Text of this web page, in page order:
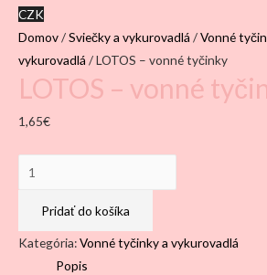
CZK
Domov/Sviečky a vykurovadlá /Vonné
vykurovadlá / LOTOS – vonné tyčinky
LOTOS – vonné
1,65€
množstvo
LOTOS
vonné
Pridať do košíka
Kategória:Vonné tyčinky a vykurovadlá
Popis